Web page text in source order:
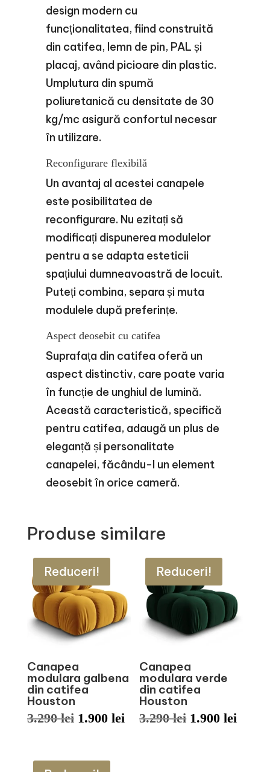
design modern cu
funcționalitatea, fiind construită
din catifea, lemn de pin, PAL și
placaj, având picioare din plastic.
Umplutura din spumă
poliuretanică cu densitate de 30
kg/mc asigură confortul necesar
în utilizare.
Reconfigurare flexibilă
Un avantaj al acestei canapele
este posibilitatea de
reconfigurare. Nu ezitați să
modificați dispunerea modulelor
pentru a se adapta esteticii
spațiului dumneavoastră de locuit.
Puteți combina, separa și muta
modulele după preferințe.
Aspect deosebit cu catifea
Suprafața din catifea oferă un
aspect distinctiv, care poate varia
în funcție de unghiul de lumină.
Această caracteristică, specifică
pentru catifea, adaugă un plus de
eleganță și personalitate
canapelei, făcându-l un element
deosebit în orice cameră.
Produse similare
Reduceri!
Canapea
modulara galbena
din catifea
Houston
3.290lei Prețul
a
1.900 leiPrețul
Reduceri!
Canapea
modulara verde
din catifea
Houston
3.290lei Prețul
1.900lei